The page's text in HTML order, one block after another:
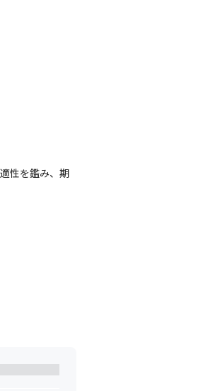
性を鑑み、期